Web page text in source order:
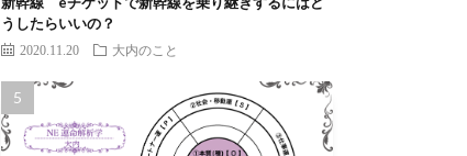
うしたらいいの？
2020.11.20 大内のこと